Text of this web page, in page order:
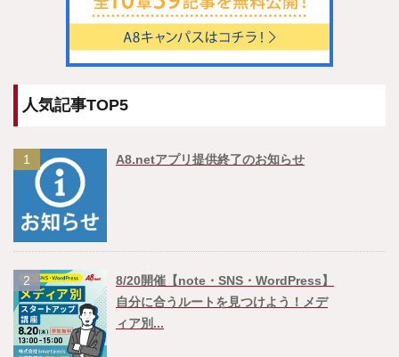
人気記事TOP5
1 A8.netアプリ提供終了のお知らせ
2
8/20開催【note・SNS・WordPress】
自分に合うルートを見つけよう！メデ
ィア別...